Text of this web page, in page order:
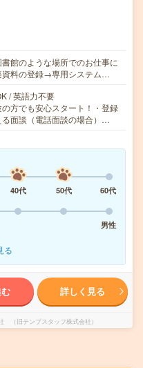
館のような場所でのお仕事に
資料の登録→専用システム…
/ 英語力不要
方でも安心スタート！・登録
面談（電話面談の場合）…
40代 50代
60代
男性
る
詳しく見る
（旧テンプスタッフ株式会社）